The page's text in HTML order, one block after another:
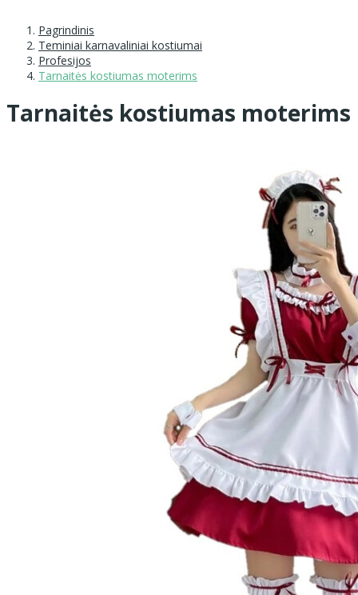
Pagrindinis
Teminiai karnavaliniai kostiumai
Profesijos
Tarnaitės kostiumas moterims
Tarnaitės kostiumas moterims